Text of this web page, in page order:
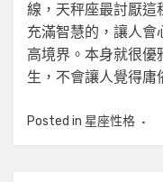
線，天秤座最討厭這
充滿智慧的，讓人會
高境界。本身就很優
生，不會讓人覺得庸
Posted in 星座性格